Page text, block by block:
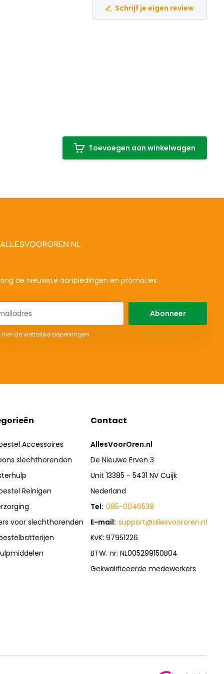
Schrijf je eigen review
Toevoegen aan winkelwagen
de nieuwste aanbiedingen en promoties
Abonneer
hier de wettelijke beperkingen
Accessoires
slechthorenden
Reinigen
voor slechthorenden
Contact
AllesVoorOren.nl
De Nieuwe Erven 3
Unit 13385 - 5431 NV Cuijk
Nederland
Tel: 085-0046538
E-mail: support@allesvoororen.nl
KvK: 97951226
BTW. nr: NL005299150B04
Gekwalificeerde medewerkers